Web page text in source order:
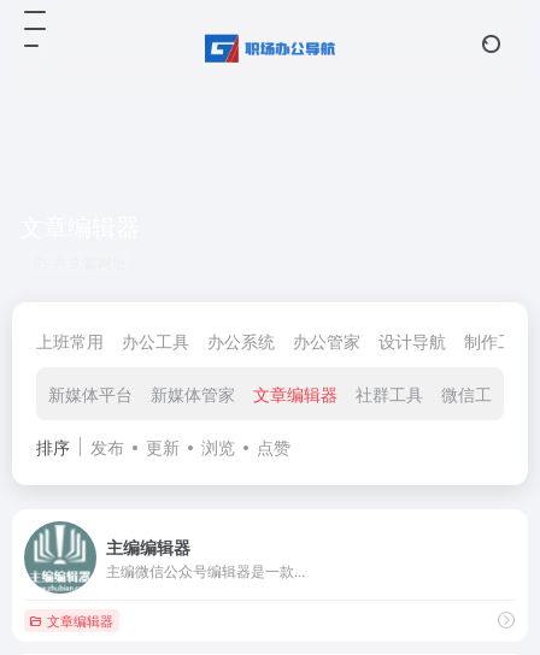
上班常用 办公工具 办公系统 办公管家 设计导航 制作工具
新媒体平台 新媒体管家 文章编辑器 社群工具 微信工具
排序 发布 更新 浏览 点赞
主编编辑器
主编微信公众号编辑器是一款...
文章编辑器